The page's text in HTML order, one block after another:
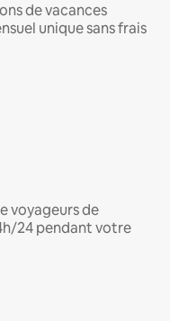
de vacances
unique sans frais
voyageurs de
24 pendant votre